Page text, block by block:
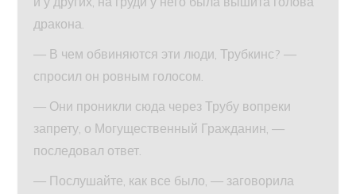
дракона.
— В чем обвиняются эти люди, Трубкинс? —
спросил он ровным голосом.
— Они проникли сюда через Трубу вопреки
запрету, о Могущественный Гражданин, —
последовал ответ.
— Послушайте, как все было, — заговорила